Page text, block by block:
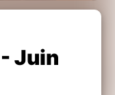
Juin